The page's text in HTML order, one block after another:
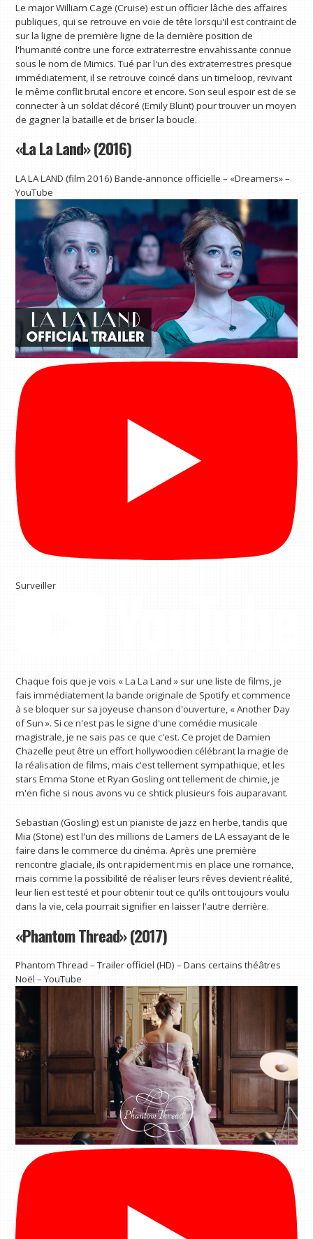
Le major William Cage (Cruise) est un officier lâche des affaires
publiques, qui se retrouve en voie de tête lorsqu'il est contraint de
sur la ligne de première ligne de la dernière position de
l'humanité contre une force extraterrestre envahissante connue
sous le nom de Mimics. Tué par l'un des extraterrestres presque
immédiatement, il se retrouve coincé dans un timeloop, revivant
le même conflit brutal encore et encore. Son seul espoir est de se
connecter à un soldat décoré (Emily Blunt) pour trouver un moyen
de gagner la bataille et de briser la boucle.
«La La Land» (2016)
LA LA LAND (film 2016) Bande-annonce officielle – «Dreamers» –
YouTube
Surveiller
Chaque fois que je vois « La La Land » sur une liste de films, je
fais immédiatement la bande originale de Spotify et commence
à se bloquer sur sa joyeuse chanson d'ouverture, « Another Day
of Sun ». Si ce n'est pas le signe d'une comédie musicale
magistrale, je ne sais pas ce que c'est. Ce projet de Damien
Chazelle peut être un effort hollywoodien célébrant la magie de
la réalisation de films, mais c'est tellement sympathique, et les
stars Emma Stone et Ryan Gosling ont tellement de chimie, je
m'en fiche si nous avons vu ce shtick plusieurs fois auparavant.
Sebastian (Gosling) est un pianiste de jazz en herbe, tandis que
Mia (Stone) est l'un des millions de Lamers de LA essayant de le
faire dans le commerce du cinéma. Après une première
rencontre glaciale, ils ont rapidement mis en place une romance,
mais comme la possibilité de réaliser leurs rêves devient réalité,
leur lien est testé et pour obtenir tout ce qu'ils ont toujours voulu
dans la vie, cela pourrait signifier en laisser l'autre derrière.
«Phantom Thread» (2017)
Phantom Thread – Trailer officiel (HD) – Dans certains théâtres
Noël – YouTube